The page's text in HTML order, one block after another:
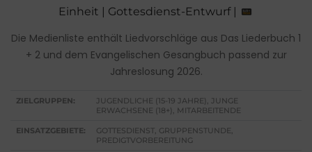
Einheit | Gottesdienst-Entwurf |
Die Medienliste enthält Liedvorschläge aus Das Liederbuch 1
+ 2 und dem Evangelischen Gesangbuch passend zur
Jahreslosung 2026.
ZIELGRUPPEN:
JUGENDLICHE (15-19 JAHRE), JUNGE
ERWACHSENE (18+), MITARBEITENDE
EINSATZGEBIETE:
GOTTESDIENST, GRUPPENSTUNDE,
PREDIGTVORBEREITUNG